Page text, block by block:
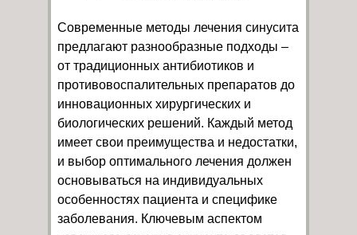
Современные методы лечения синусита
предлагают разнообразные подходы –
от традиционных антибиотиков и
противовоспалительных препаратов до
инновационных хирургических и
биологических решений. Каждый метод
имеет свои преимущества и недостатки,
и выбор оптимального лечения должен
основываться на индивидуальных
особенностях пациента и специфике
заболевания. Ключевым аспектом